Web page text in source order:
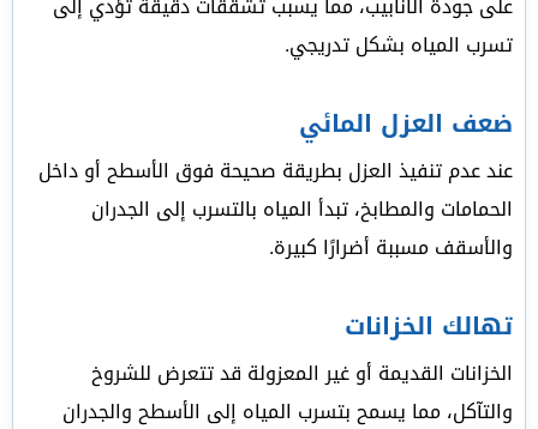
تسرب المياه بشكل تدريجي.
ضعف العزل المائي
عند عدم تنفيذ العزل بطريقة صحيحة فوق الأسطح أو داخل
الحمامات والمطابخ، تبدأ المياه بالتسرب إلى الجدران
والأسقف مسببة أضرارًا كبيرة.
تهالك الخزانات
الخزانات القديمة أو غير المعزولة قد تتعرض للشروخ
والتآكل، مما يسمح بتسرب المياه إلى الأسطح والجدران